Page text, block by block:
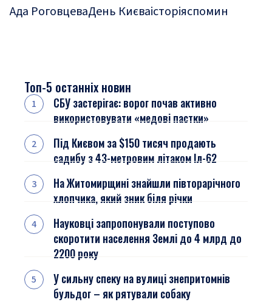
Ада РоговцеваДень Києваісторіяспомин
Топ-5 останніх новин
СБУ застерігає: ворог почав активно
використовувати «медові пастки»
Під Києвом за $150 тисяч продають
садибу з 43-метровим літаком Іл-62
На Житомирщині знайшли півторарічного
хлопчика, який зник біля річки
Науковці запропонували поступово
скоротити населення Землі до 4 млрд до
2200 року
У сильну спеку на вулиці знепритомнів
бульдог – як рятували собаку